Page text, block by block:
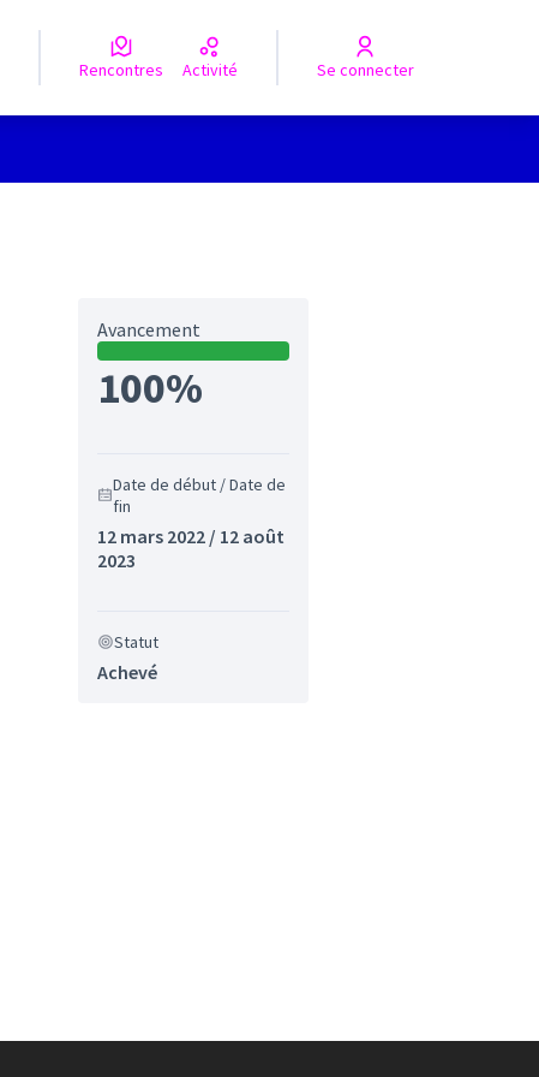
Rencontres Activité Se connecter
Avancement
100%
Date de début / Date de
fin
12 mars 2022 / 12 août
2023
Statut
Achevé